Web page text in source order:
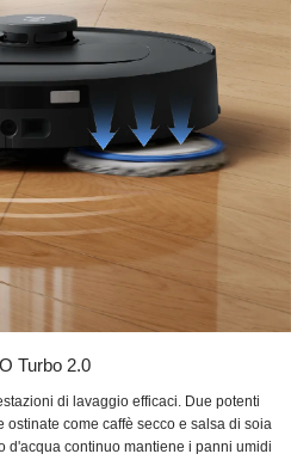
Turbo 2.0
di lavaggio efficaci. Due potenti
come caffè secco e salsa di soia
d'acqua continuo mantiene i panni umidi